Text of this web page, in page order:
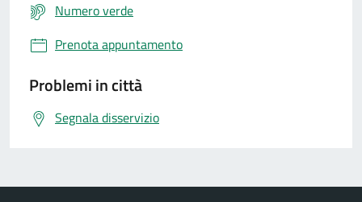
Numero verde
Prenota appuntamento
Problemi in città
Segnala disservizio